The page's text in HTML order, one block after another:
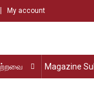
My account
Magazine